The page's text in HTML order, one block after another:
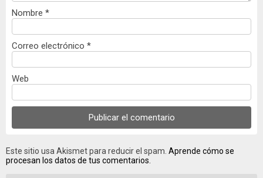
Nombre *
Correo electrónico *
Web
Este sitio usa Akismet para reducir el spam. Aprende cómo se
procesan los datos de tus comentarios.